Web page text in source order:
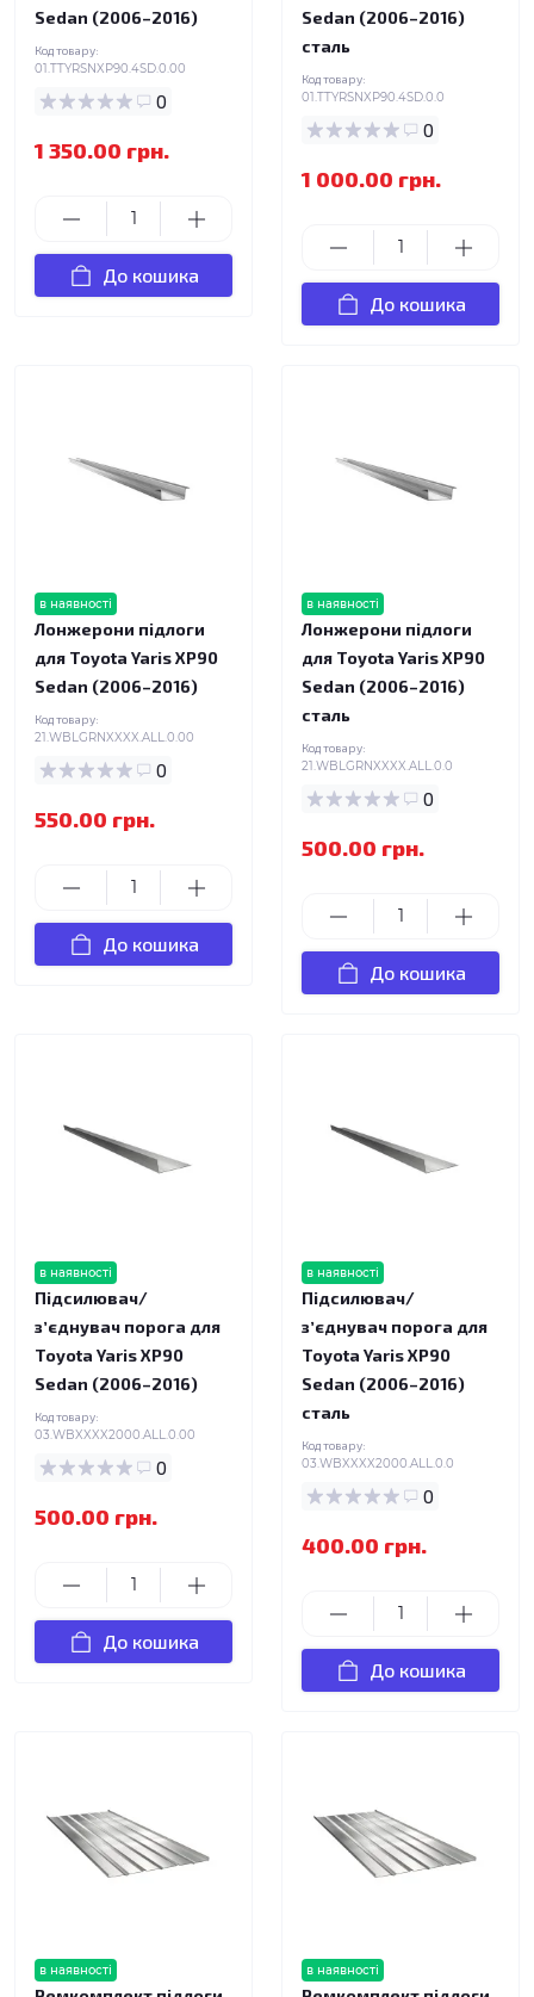
Sedan (2006–2016)
Код товару:
01.TTYRSNXP90.4SD.0.00
0
1 350.00 грн.
До кошика
Sedan (2006–2016)
сталь
Код товару:
01.TTYRSNXP90.4SD.0.0
0
1 000.00 грн.
До кошика
в наявності
Лонжерони підлоги
для Toyota Yaris XP90
Sedan (2006–2016)
Код товару:
21.WBLGRNXXXX.ALL.0.00
0
550.00 грн.
До кошика
в наявності
Лонжерони підлоги
для Toyota Yaris XP90
Sedan (2006–2016)
сталь
Код товару:
21.WBLGRNXXXX.ALL.0.0
0
500.00 грн.
До кошика
в наявності
Підсилювач/
зʼєднувач порога для
Toyota Yaris XP90
Sedan (2006–2016)
Код товару:
03.WBXXXX2000.ALL.0.00
0
500.00 грн.
До кошика
в наявності
Підсилювач/
зʼєднувач порога для
Toyota Yaris XP90
Sedan (2006–2016)
сталь
Код товару:
03.WBXXXX2000.ALL.0.0
0
400.00 грн.
До кошика
в наявності в наявності